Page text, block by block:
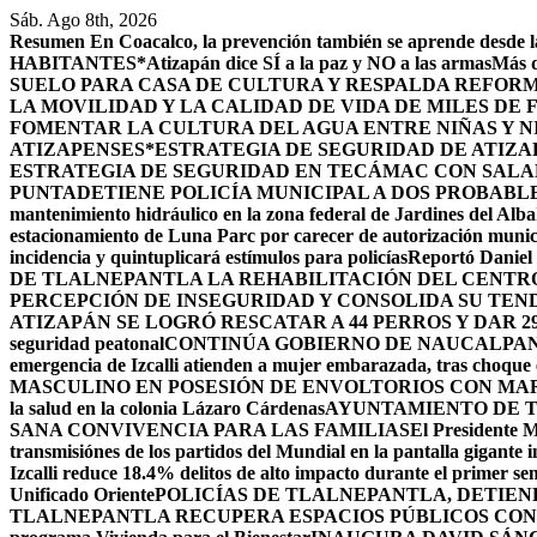
Saltar
al
contenido
Sáb. Ago 8th, 2026
Resumen En Coacalco, la prevención también se aprende desde
HABITANTES*Atizapán dice SÍ a la paz y NO a las armasMás
SUELO PARA CASA DE CULTURA Y RESPALDA
LA MOVILIDAD Y LA CALIDAD DE VIDA DE MILES DE
FOMENTAR LA CULTURA DEL AGUA ENTRE NIÑAS Y
ATIZAPENSES*ESTRATEGIA DE SEGURIDAD DE
ESTRATEGIA DE SEGURIDAD EN TECÁMAC CON
PUNTADETIENE POLICÍA MUNICIPAL A DOS
mantenimiento hidráulico en la zona federal de Jardines del Alba
estacionamiento de Luna Parc por carecer de autorización
incidencia y quintuplicará estímulos para policíasReportó Daniel
DE TLALNEPANTLA LA REHABILITACIÓN DEL
PERCEPCIÓN DE INSEGURIDAD Y CONSOLIDA SU
ATIZAPÁN SE LOGRÓ RESCATAR A 44 PERROS Y DAR
seguridad peatonalCONTINÚA GOBIERNO DE
emergencia de Izcalli atienden a mujer embarazada, tras
MASCULINO EN POSESIÓN DE ENVOLTORIOS CON
la salud en la colonia Lázaro CárdenasAYUNTAMIENTO DE
SANA CONVIVENCIA PARA LAS FAMILIASEl Presidente
transmisiónes de los partidos del Mundial en la pantalla
Izcalli reduce 18.4% delitos de alto impacto durante el primer
Unificado OrientePOLICÍAS DE TLALNEPANTLA,
TLALNEPANTLA RECUPERA ESPACIOS PÚBLICOS